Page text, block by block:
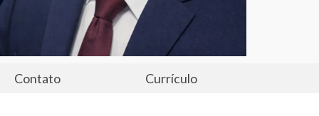
Contato Currículo